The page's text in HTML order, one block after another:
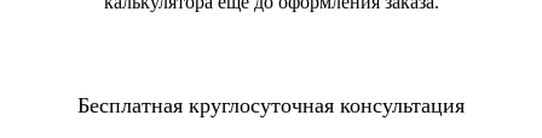
Бесплатная круглосуточная консультация